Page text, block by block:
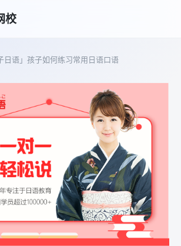
校
日语」孩子如何练习常用日语口语